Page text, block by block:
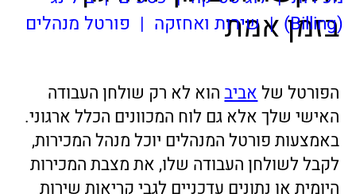
לקבל לשולחן העבודה שלו, את מצבת המכירות
היומית או נתונים עדכניים לגבי קריאות שירות
או להזדקק לכלי תקשורת אחרים. כך גם
סמנכ"ל הכספים יוכל לקבל התרעות בזמן אמת
על הסבת המחאה חריגה או דרישת רכש בסכום
חריג.
פורטל המנהלים של אביב מאפשר:
• קבלת החלטות ניהוליות נכונות יותר על בסיס